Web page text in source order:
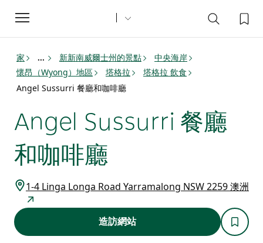
Toggle
navigation
家 ... 新新南威爾士州的景點
中央海岸
懷昂（Wyong）地區
塔格拉
塔格拉 飲食
Angel Sussurri 餐廳和咖啡廳
Angel Sussurri 餐廳
和咖啡廳
1-4 Linga Longa Road Yarramalong NSW 2259 澳洲
造訪網站